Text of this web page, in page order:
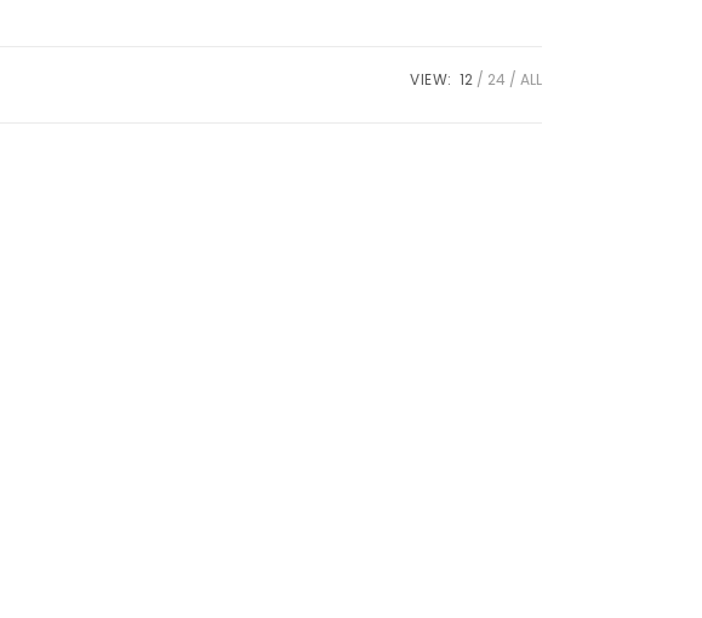
VIEW: 12 24 ALL